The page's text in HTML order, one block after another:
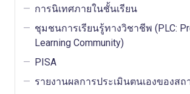
การนิเทศภายในชั้นเรียน
ชุมชนการเรียนรู้ทางวิชาชีพ (PLC:
Learning Community)
PISA
รายงานผลการประเมินตนเองของสถ